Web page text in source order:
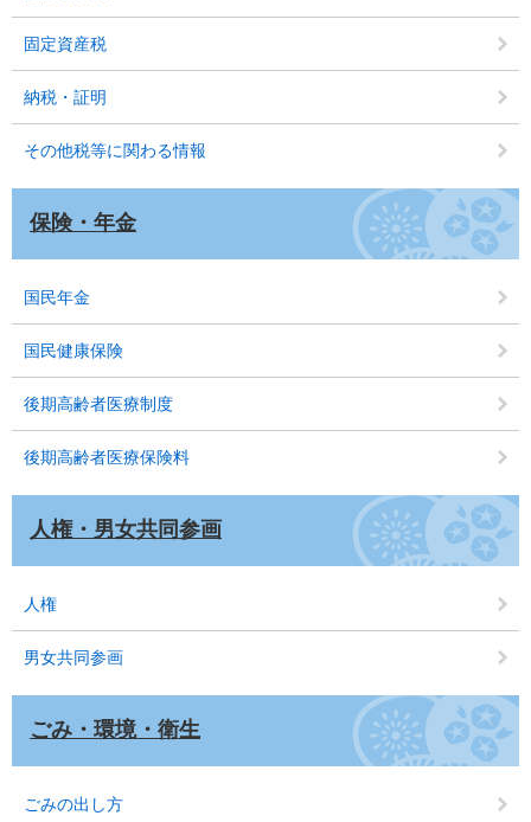
固定資産税
納税・証明
その他税等に関わる情報
保険・年金
国民年金
国民健康保険
後期高齢者医療制度
後期高齢者医療保険料
人権・男女共同参画
人権
男女共同参画
ごみ・環境・衛生
ごみの出し方